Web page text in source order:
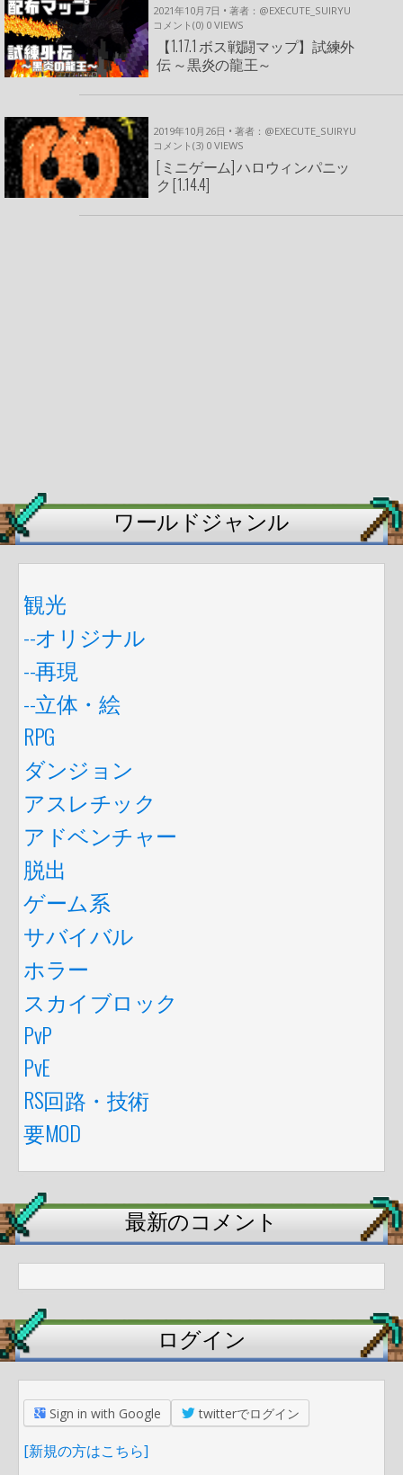
2021年10月7日 • 著者：@EXECUTE_SUIRYU
コメント(0) 0 VIEWS
【1.17.1 ボス戦闘マップ】試練外
伝 ～黒炎の龍王～
2019年10月26日 • 著者：@EXECUTE_SUIRYU
コメント(3) 0 VIEWS
[ミニゲーム] ハロウィンパニッ
ク [1.14.4]
ワールドジャンル
観光
--オリジナル
--再現
--立体・絵
RPG
ダンジョン
アスレチック
アドベンチャー
脱出
ゲーム系
サバイバル
ホラー
スカイブロック
PvP
PvE
RS回路・技術
要MOD
最新のコメント
ログイン
Sign in with Google twitterでログイン
[新規の方はこちら]